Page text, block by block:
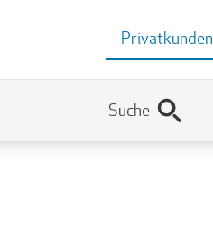
Privatkunden